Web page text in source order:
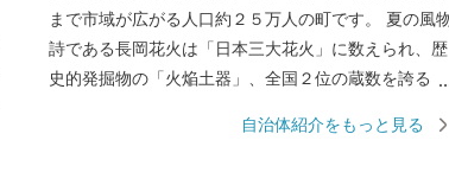
まで市域が広がる人口約２５万人の町です。 夏の風物
詩である長岡花火は「日本三大花火」に数えられ、歴
史的発掘物の「火焔土器」、全国２位の蔵数を誇る日
付けが増加している錦鯉、豊かな自然を生かした風光
自治体紹介をもっと見る